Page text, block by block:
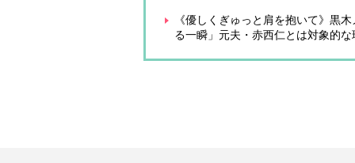
《優しくぎゅっと肩を抱いて》黒
る一瞬」元夫・赤西仁とは対象的な